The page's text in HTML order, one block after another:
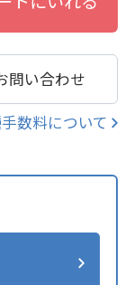
問い合わせ
数料について